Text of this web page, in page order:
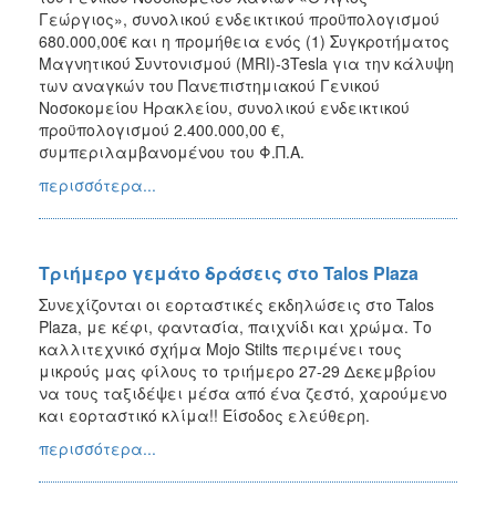
Γεώργιος», συνολικού ενδεικτικού προϋπολογισμού
680.000,00€ και η προμήθεια ενός (1) Συγκροτήματος
Μαγνητικού Συντονισμού (MRI)-3Tesla για την κάλυψη
των αναγκών του Πανεπιστημιακού Γενικού
Νοσοκομείου Ηρακλείου, συνολικού ενδεικτικού
προϋπολογισμού 2.400.000,00 €,
συμπεριλαμβανομένου του Φ.Π.Α.
περισσότερα...
Τριήμερο γεμάτο δράσεις στο Talos Plaza
Συνεχίζονται οι εορταστικές εκδηλώσεις στο Talos
Plaza, με κέφι, φαντασία, παιχνίδι και χρώμα. Το
καλλιτεχνικό σχήμα Mojo Stilts περιμένει τους
μικρούς μας φίλους το τριήμερο 27-29 Δεκεμβρίου
να τους ταξιδέψει μέσα από ένα ζεστό, χαρούμενο
και εορταστικό κλίμα!! Είσοδος ελεύθερη.
περισσότερα...